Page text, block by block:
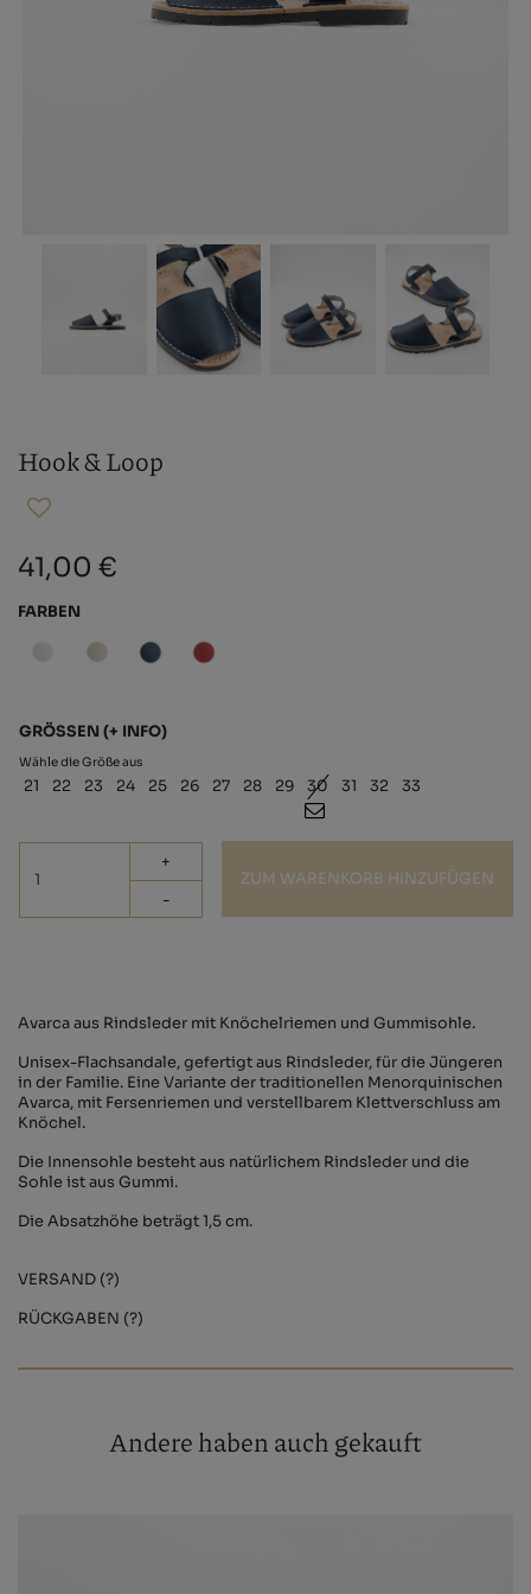
Hook & Loop
41,00 €
FARBEN
GRÖSSEN (+ INFO)
Wähle die Größe aus
21 22 23 24 25 26 27 28 29 30 31 32 33
+
-
ZUM WARENKORB HINZUFÜGEN
Avarca aus Rindsleder mit Knöchelriemen und Gummisohle.
Unisex-Flachsandale, gefertigt aus Rindsleder, für die Jüngeren
in der Familie. Eine Variante der traditionellen Menorquinischen
Avarca, mit Fersenriemen und verstellbarem Klettverschluss am
Knöchel.
Die Innensohle besteht aus natürlichem Rindsleder und die
Sohle ist aus Gummi.
Die Absatzhöhe beträgt 1,5 cm.
VERSAND (?)
RÜCKGABEN (?)
Andere haben auch gekauft